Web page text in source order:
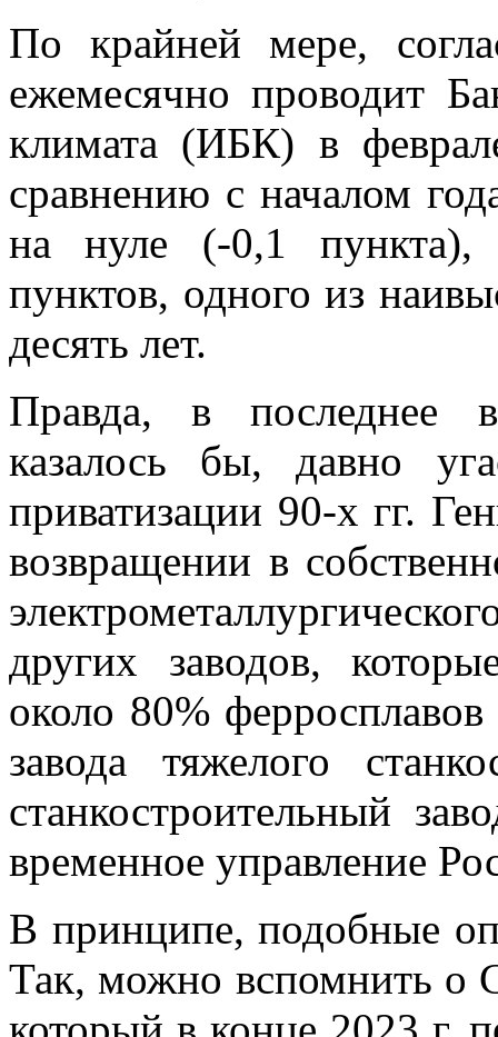
По крайней мере,
ежемесячно проводит
климата (ИБК) в
сравнению с началом
на нуле (-0,1
пунктов, одного из
десять лет.
Правда, в последнее
казалось бы, давно
приватизации 90-х гг.
возвращении в
других заводов,
около 80%
завода тяжелого
станкостроительный
временное управление
В принципе, подобные
Так, можно вспомнить о